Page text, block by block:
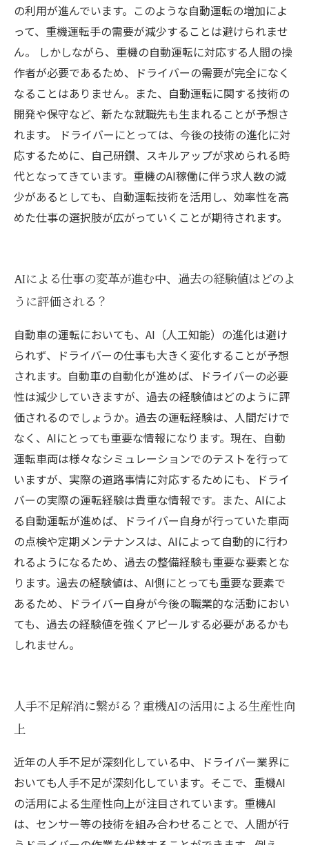
の利用が進んでいます。このような自動運転の増加によ
って、重機運転手の需要が減少することは避けられませ
ん。 しかしながら、重機の自動運転に対応する人間の操
作者が必要であるため、ドライバーの需要が完全になく
なることはありません。また、自動運転に関する技術の
開発や保守など、新たな就職先も生まれることが予想さ
れます。 ドライバーにとっては、今後の技術の進化に対
応するために、自己研鑽、スキルアップが求められる時
代となってきています。重機のAI稼働に伴う求人数の減
少があるとしても、自動運転技術を活用し、効率性を高
めた仕事の選択肢が広がっていくことが期待されます。
AIによる仕事の変革が進む中、過去の経験値はどのよ
うに評価される？
自動車の運転においても、AI（人工知能）の進化は避け
られず、ドライバーの仕事も大きく変化することが予想
されます。自動車の自動化が進めば、ドライバーの必要
性は減少していきますが、過去の経験値はどのように評
価されるのでしょうか。過去の運転経験は、人間だけで
なく、AIにとっても重要な情報になります。現在、自動
運転車両は様々なシミュレーションでのテストを行って
いますが、実際の道路事情に対応するためにも、ドライ
バーの実際の運転経験は貴重な情報です。また、AIによ
る自動運転が進めば、ドライバー自身が行っていた車両
の点検や定期メンテナンスは、AIによって自動的に行わ
れるようになるため、過去の整備経験も重要な要素とな
ります。過去の経験値は、AI側にとっても重要な要素で
あるため、ドライバー自身が今後の職業的な活動におい
ても、過去の経験値を強くアピールする必要があるかも
しれません。
人手不足解消に繋がる？重機AIの活用による生産性向
上
近年の人手不足が深刻化している中、ドライバー業界に
おいても人手不足が深刻化しています。そこで、重機AI
の活用による生産性向上が注目されています。重機AI
は、センサー等の技術を組み合わせることで、人間が行